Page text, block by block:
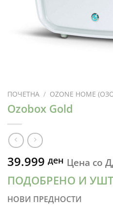
ПОЧЕТНА / OZONE HOME
Ozobox Gold
39.999 ден Цена со
ПОДОБРЕНО И
НОВИ ПРЕДНОСТИ